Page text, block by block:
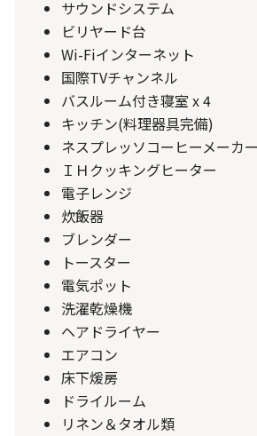
サウンドシステム
ビリヤード台
Wi-Fiインターネット
国際TVチャンネル
バスルーム付き寝室 x 4
キッチン(料理器具完備)
ネスプレッソコーヒーメーカー
ＩＨクッキングヒーター
電子レンジ
炊飯器
ブレンダー
トースター
電気ポット
洗濯乾燥機
ヘアドライヤー
エアコン
床下煖房
ドライルーム
リネン＆タオル類